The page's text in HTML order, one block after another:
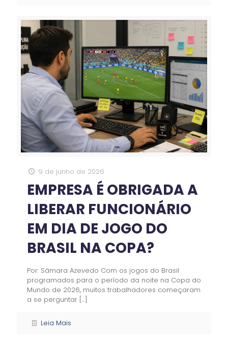
9 de junho de 2026
EMPRESA É OBRIGADA A
LIBERAR FUNCIONÁRIO
EM DIA DE JOGO DO
BRASIL NA COPA?
Por: Sâmara Azevedo Com os jogos do Brasil
programados para o período da noite na Copa do
Mundo de 2026, muitos trabalhadores começaram
a se perguntar […]
Leia Mais